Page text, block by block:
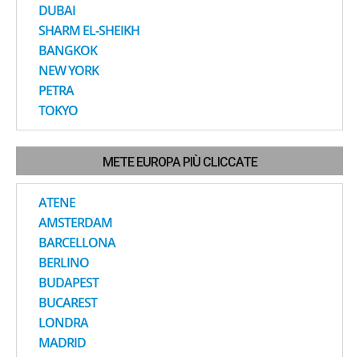
DUBAI
SHARM EL-SHEIKH
BANGKOK
NEW YORK
PETRA
TOKYO
METE EUROPA PIÙ CLICCATE
ATENE
AMSTERDAM
BARCELLONA
BERLINO
BUDAPEST
BUCAREST
LONDRA
MADRID